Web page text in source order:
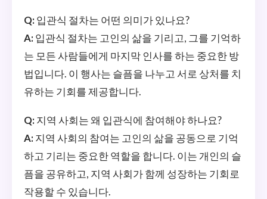
Q: 입관식 절차는 어떤 의미가 있나요?
A: 입관식 절차는 고인의 삶을 기리고, 그를 기억하
는 모든 사람들에게 마지막 인사를 하는 중요한 방
법입니다. 이 행사는 슬픔을 나누고 서로 상처를 치
유하는 기회를 제공합니다.
Q: 지역 사회는 왜 입관식에 참여해야 하나요?
A: 지역 사회의 참여는 고인의 삶을 공동으로 기억
하고 기리는 중요한 역할을 합니다. 이는 개인의 슬
픔을 공유하고, 지역 사회가 함께 성장하는 기회로
작용할 수 있습니다.